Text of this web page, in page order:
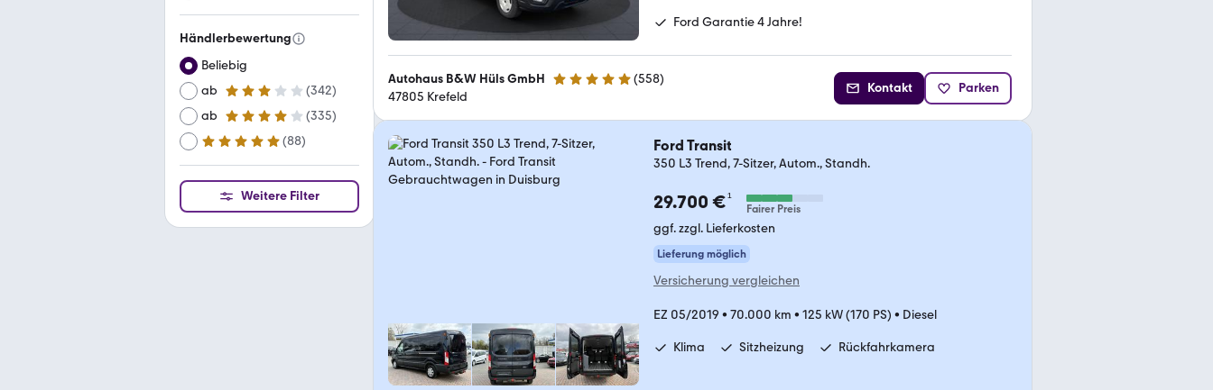
Händlerbewertung
Beliebig
ab
3 Sterne (342)
ab
4 Sterne (335)
ab
5 Sterne (88)
Weitere Filter
Ford Garantie 4 Jahre!
Autohaus B&W Hüls GmbH 4.9 Sterne (558)
47805 Krefeld
Kontakt Parken
Ford Transit
350 L3 Trend, 7-Sitzer, Autom., Standh.
29.700 €¹
Fairer Preis
ggf. zzgl. Lieferkosten
Lieferung möglich
Versicherung vergleichen
EZ 05/2019 • 70.000 km • 125 kW (170 PS) • Diesel
Klima Sitzheizung Rückfahrkamera